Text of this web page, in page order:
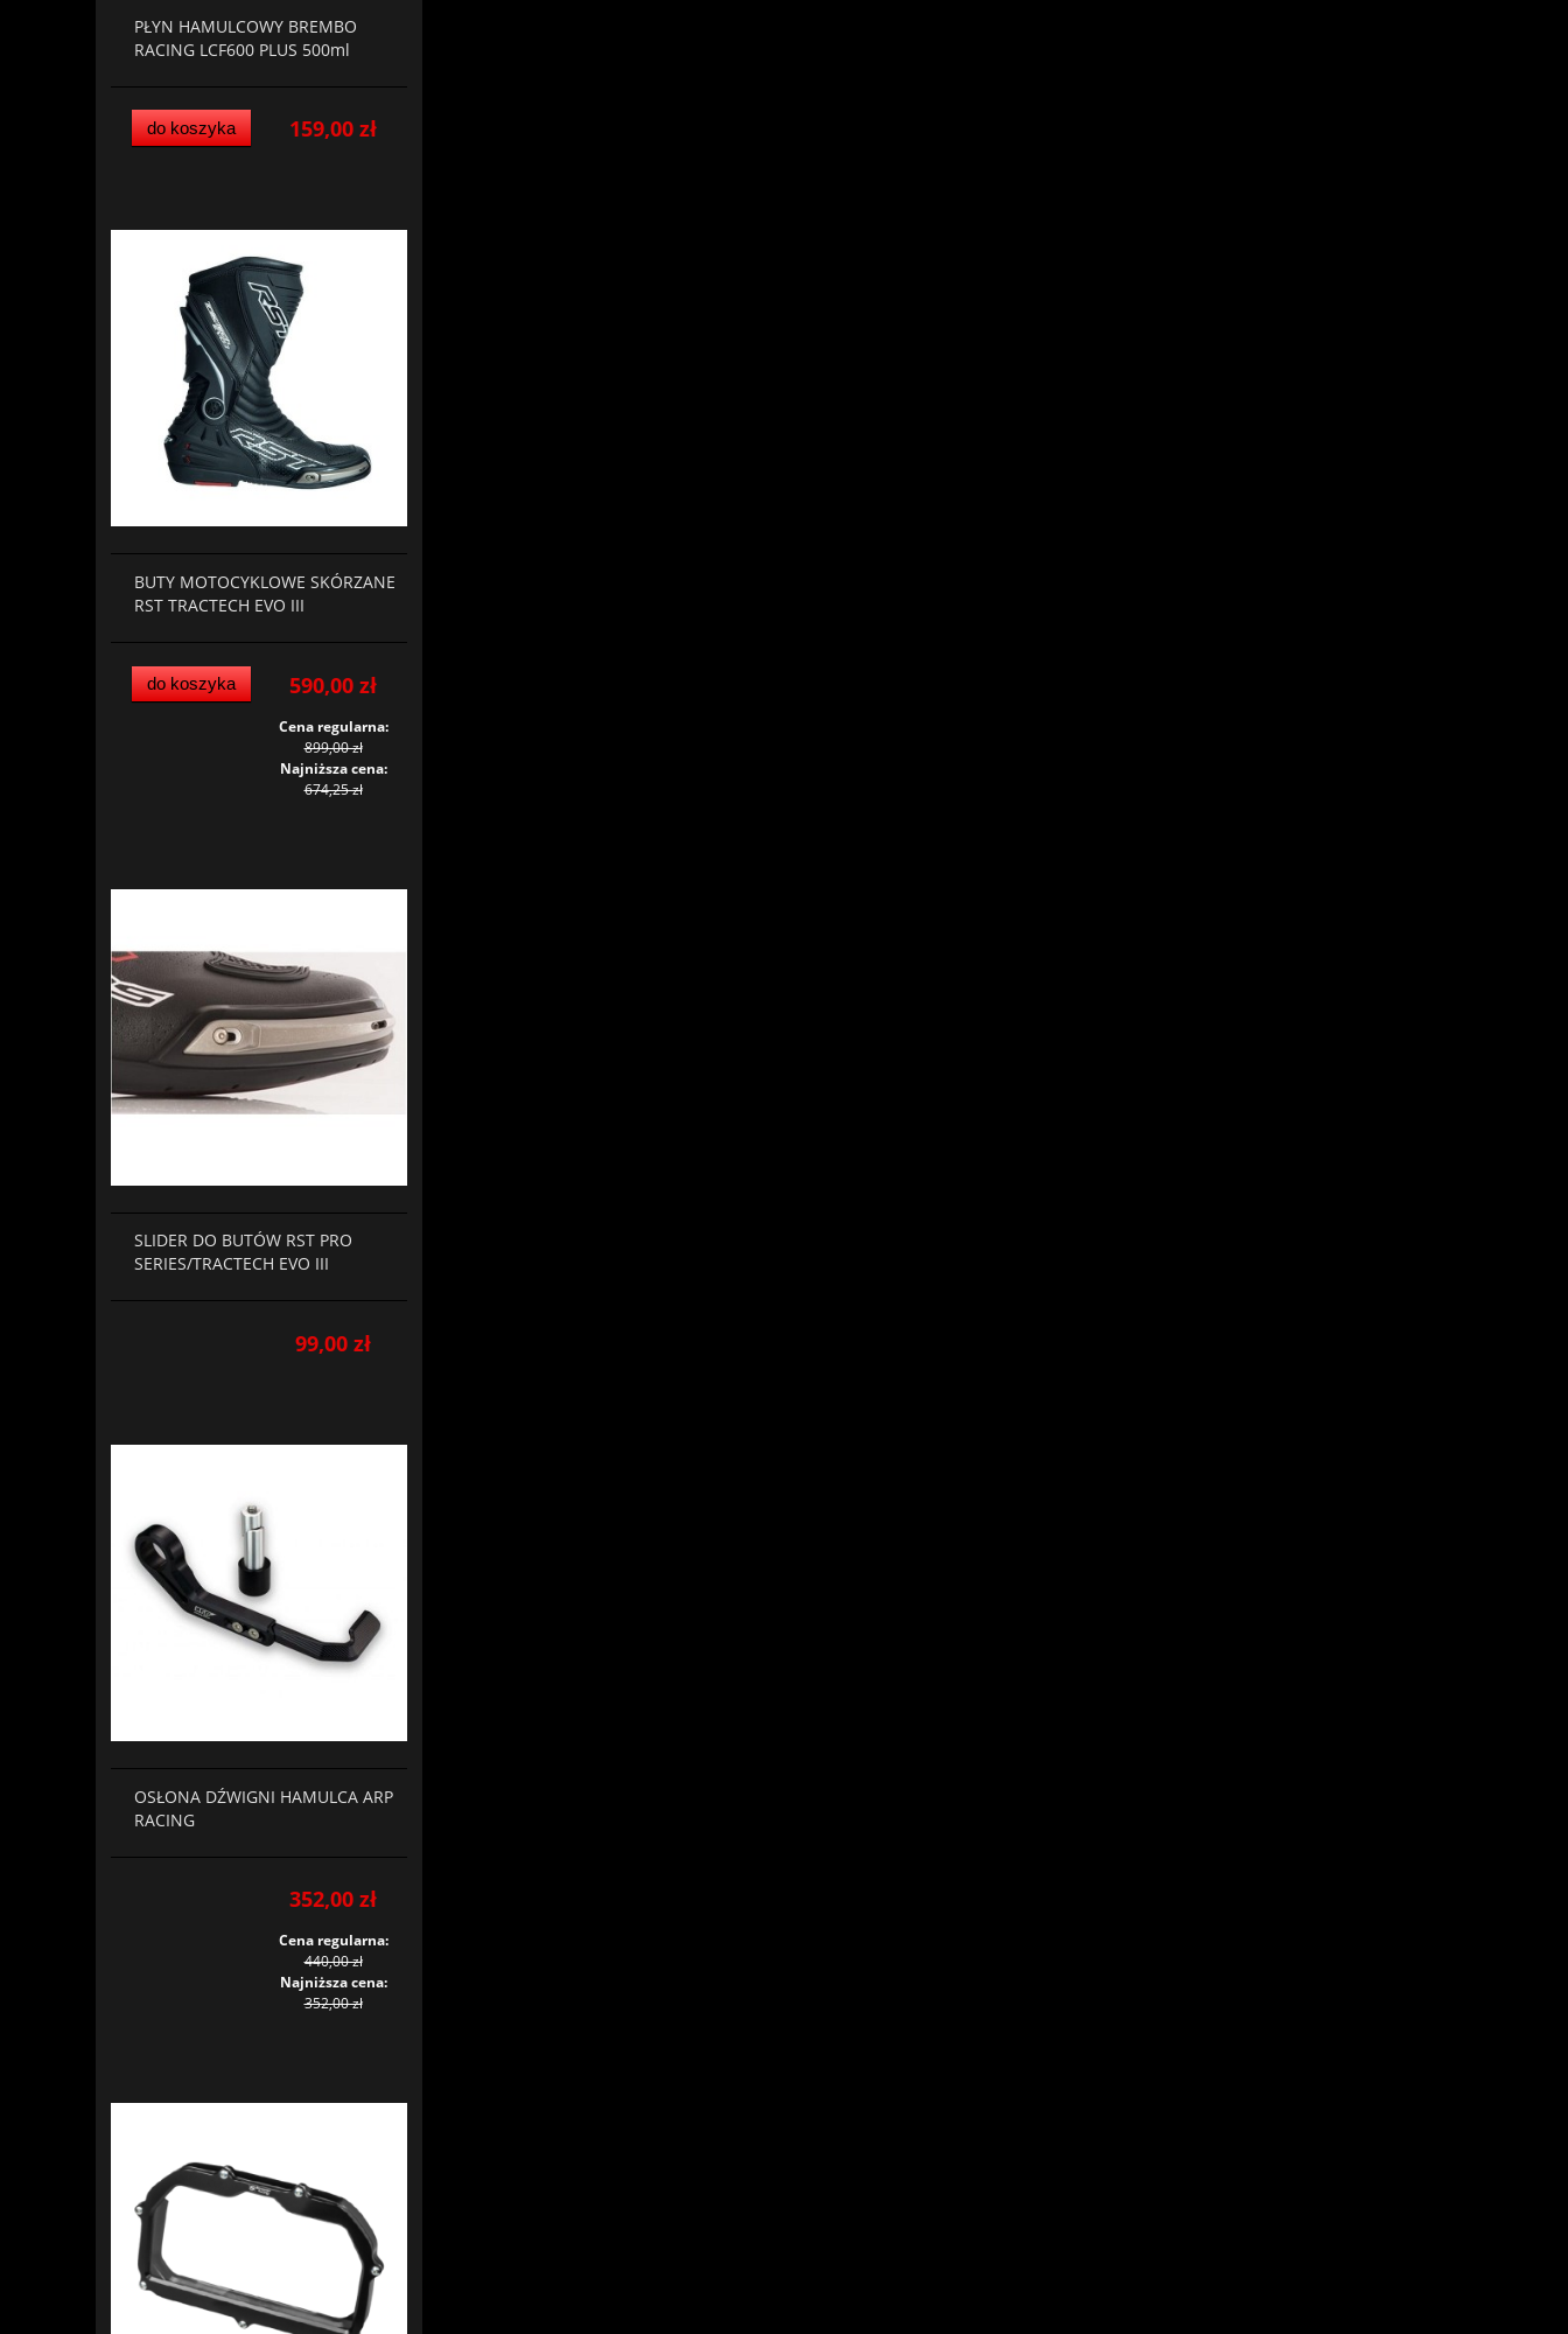
PŁYN HAMULCOWY BREMBO
RACING LCF600 PLUS 500ml
159,00 zł
do koszyka
BUTY MOTOCYKLOWE SKÓRZANE
RST TRACTECH EVO III
590,00 zł
Cena regularna:
899,00 zł
Najniższa cena:
674,25 zł
do koszyka
SLIDER DO BUTÓW RST PRO
SERIES/TRACTECH EVO III
99,00 zł
OSŁONA DŹWIGNI HAMULCA ARP
RACING
352,00 zł
Cena regularna:
440,00 zł
Najniższa cena:
352,00 zł